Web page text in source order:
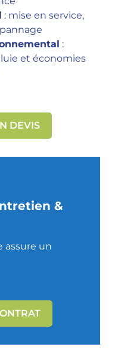
: mise en service,
:
et économies
DEVIS
&
assure un